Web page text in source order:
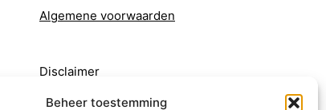
Beheer toestemming
Algemene voorwaarden
Disclaimer